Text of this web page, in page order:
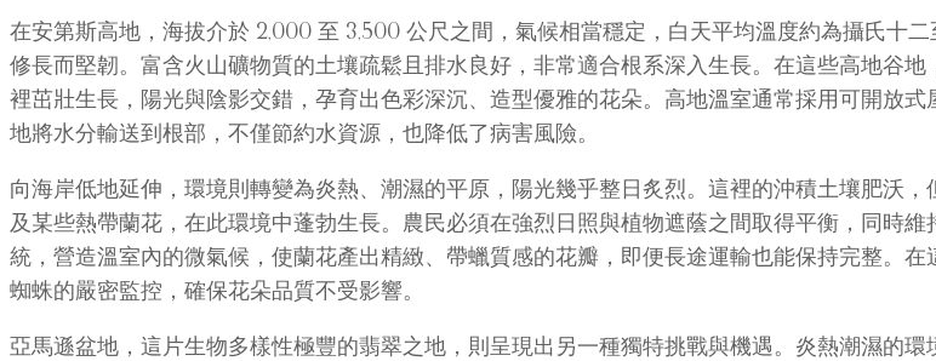
在安第斯高地，海拔介於 2,000 至 3,500 公尺之間，氣候相當穩定，白天平均溫度約為攝氏十
修長而堅韌。富含火山礦物質的土壤疏鬆且排水良好，非常適合根系深入生長。在這些高地谷
裡茁壯生長，陽光與陰影交錯，孕育出色彩深沉、造型優雅的花朵。高地溫室通常採用可開放
地將水分輸送到根部，不僅節約水資源，也降低了病害風險。
向海岸低地延伸，環境則轉變為炎熱、潮濕的平原，陽光幾乎整日炙烈。這裡的沖積土壤肥沃
及某些熱帶蘭花，在此環境中蓬勃生長。農民必須在強烈日照與植物遮蔭之間取得平衡，同時
統，營造溫室內的微氣候，使蘭花產出精緻、帶蠟質感的花瓣，即便長途運輸也能保持完整。
蜘蛛的嚴密監控，確保花朵品質不受影響。
亞馬遜盆地，這片生物多樣性極豐的翡翠之地，則呈現出另一種獨特挑戰與機遇。炎熱潮濕的